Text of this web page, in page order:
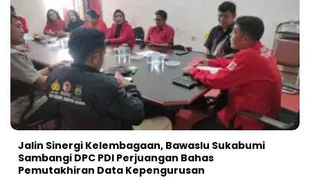
Jalin Sinergi Kelembagaan, Bawaslu Sukabumi
Sambangi DPC PDI Perjuangan Bahas
Pemutakhiran Data Kepengurusan